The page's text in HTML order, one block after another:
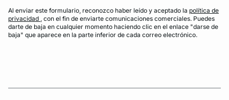
Al enviar este formulario, reconozco haber leído y aceptado la política de
privacidad , con el fin de enviarte comunicaciones comerciales. Puedes
darte de baja en cualquier momento haciendo clic en el enlace "darse de
baja" que aparece en la parte inferior de cada correo electrónico.